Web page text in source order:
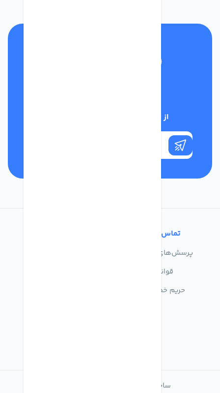
از تخفیف‌های فروشگاه با خبر شوید
تماس با ما
پرسش‌های متداول
قوانین
حریم خصوصی
ساخته شده با